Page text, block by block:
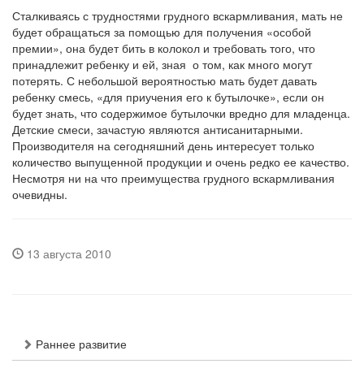
Сталкиваясь с трудностями грудного вскармливания, мать не
будет обращаться за помощью для получения «особой
премии», она будет бить в колокол и требовать того, что
принадлежит ребенку и ей, зная о том, как много могут
потерять. С небольшой вероятностью мать будет давать
ребенку смесь, «для приучения его к бутылочке», если он
будет знать, что содержимое бутылочки вредно для младенца.
Детские смеси, зачастую являются антисанитарными.
Производителя на сегодняшний день интересует только
количество выпущенной продукции и очень редко ее качество.
Несмотря ни на что преимущества грудного вскармливания
очевидны.
13 августа 2010
Раннее развитие